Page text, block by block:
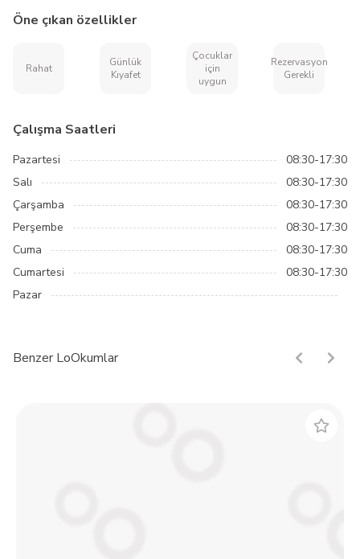
Öne çıkan özellikler
Rahat
Günlük
Kıyafet
Çocuklar
için
uygun
Rezervasyon
Gerekli
Çalışma Saatleri
Pazartesi
08:30-17:30
Salı
08:30-17:30
Çarşamba
08:30-17:30
Perşembe
08:30-17:30
Cuma
08:30-17:30
Cumartesi
08:30-17:30
Pazar
Benzer LoOkumlar